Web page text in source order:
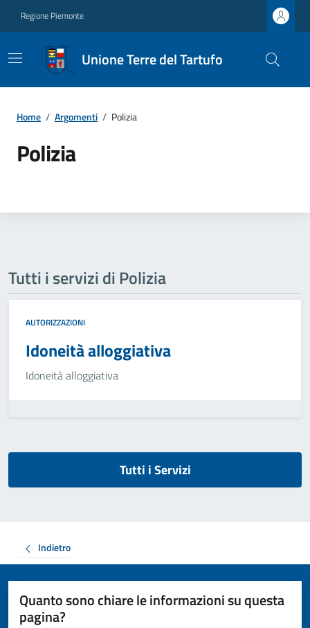
Regione Piemonte
Unione Terre del Tartufo
Home / Argomenti / Polizia
Polizia
Tutti i servizi di Polizia
AUTORIZZAZIONI
Idoneità alloggiativa
Idoneità alloggiativa
Tutti i Servizi
Indietro
Quanto sono chiare le informazioni su questa
pagina?